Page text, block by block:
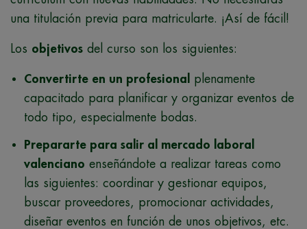
una titulación previa para matricularte. ¡Así de fácil!
Los objetivos del curso son los siguientes:
Convertirte en un profesional
plenamente
capacitado para planificar y organizar eventos de
todo tipo, especialmente bodas.
Prepararte para salir al mercado laboral
valenciano enseñándote a realizar tareas como
las siguientes: coordinar y gestionar equipos,
buscar proveedores, promocionar actividades,
diseñar eventos en función de unos objetivos, etc.